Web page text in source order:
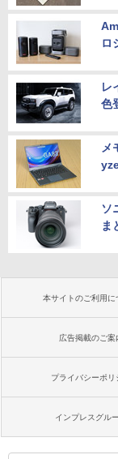
ロ
レ
色
メ
ソ
ま
本サイトのご利用に
広告掲載のご案
プライバシーポリ
インプレスグル